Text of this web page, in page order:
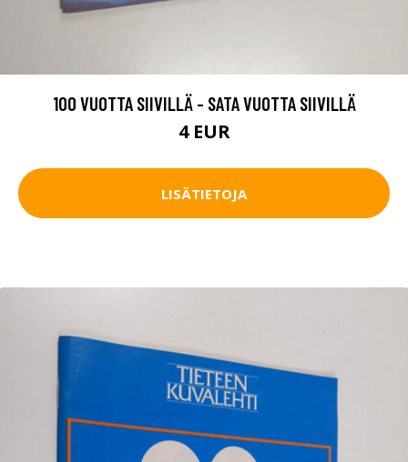
100 VUOTTA SIIVILLÄ - SATA VUOTTA SIIVILLÄ
4 EUR
LISÄTIETOJA